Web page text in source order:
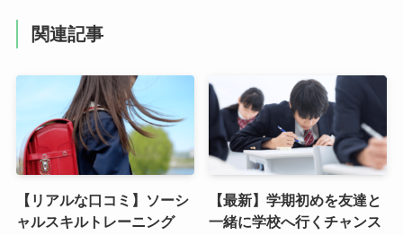
関連記事
【リアルな口コミ】ソーシ
ャルスキルトレーニング
【最新】学期初めを友達と
一緒に学校へ行くチャンス